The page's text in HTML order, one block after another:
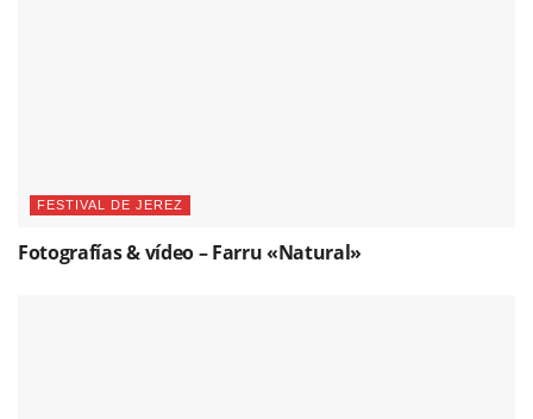
FESTIVAL DE JEREZ
Fotografías & vídeo – Farru «Natural»